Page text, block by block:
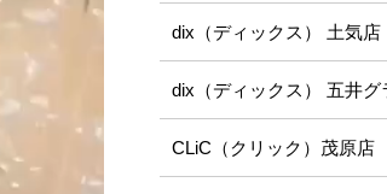
dix（ディックス） 土気店
dix（ディックス） 五井グ
CLiC（クリック）茂原店